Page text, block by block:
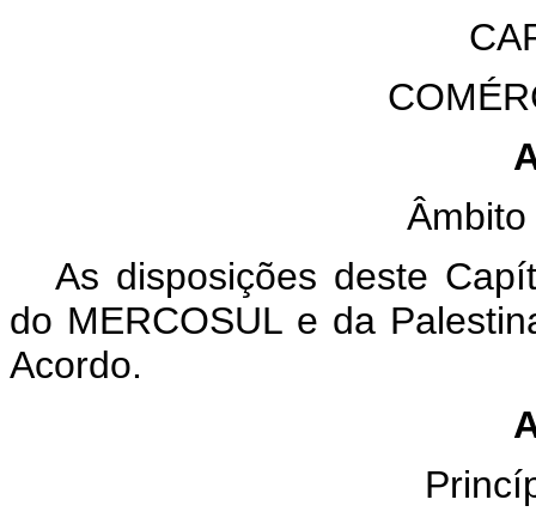
As disposições deste
do MERCOSUL e da
Acordo.